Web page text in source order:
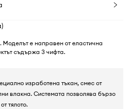
Моделът е направен от еластична
съдържа 3 чифта.
изработена тъкан, смес от
влакна. Системата позволява бързо
тялото.